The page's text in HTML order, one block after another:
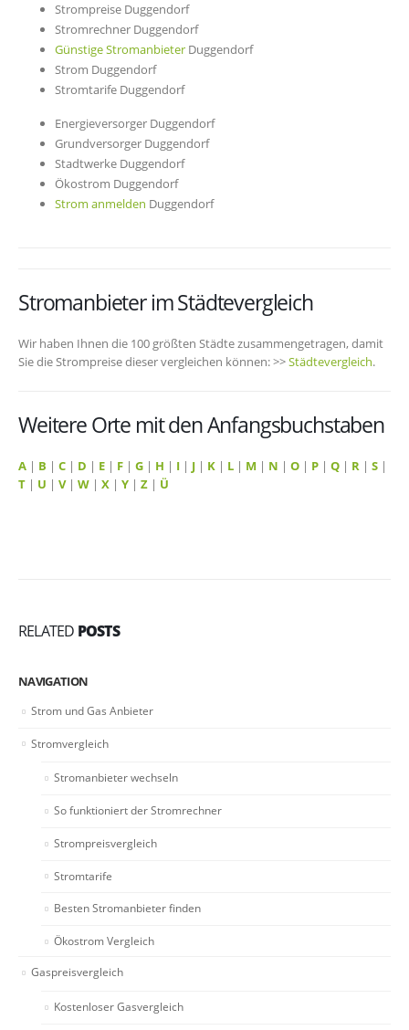
Strompreise Duggendorf
Stromrechner Duggendorf
Günstige Stromanbieter Duggendorf
Strom Duggendorf
Stromtarife Duggendorf
Energieversorger Duggendorf
Grundversorger Duggendorf
Stadtwerke Duggendorf
Ökostrom Duggendorf
Strom anmelden Duggendorf
Stromanbieter im Städtevergleich
Wir haben Ihnen die 100 größten Städte zusammengetragen, damit
Sie die Strompreise dieser vergleichen können: >>Städtevergleich.
Weitere Orte mit den Anfangsbuchstaben
A | B | C | D | E | F | G | H | I | J | K | L | M | N | O | P | Q | R | S |
T | U | V| W | X | Y | Z | Ü
RELATED POSTS
NAVIGATION
Strom und Gas Anbieter
Stromvergleich
Stromanbieter wechseln
So funktioniert der Stromrechner
Strompreisvergleich
Stromtarife
Besten Stromanbieter finden
Ökostrom Vergleich
Gaspreisvergleich
Kostenloser Gasvergleich